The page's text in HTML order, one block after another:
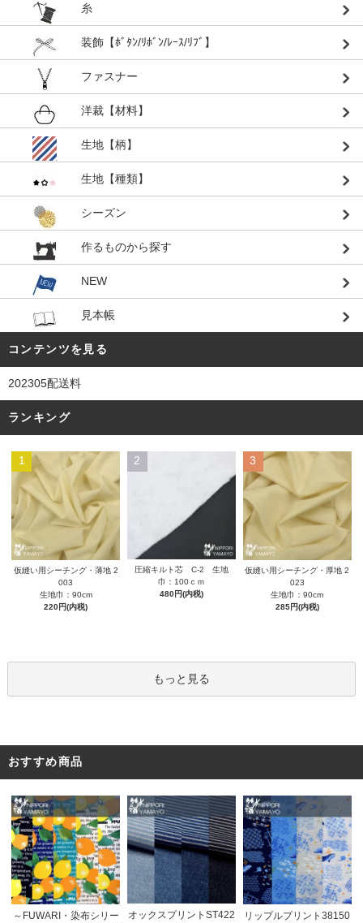
糸
装飾【ﾎﾞﾀﾝ/ﾘﾎﾞﾝ/ﾚｰｽ/ﾘﾌﾞ】
ファスナー
洋裁【材料】
生地【柄】
生地【種類】
シーズン
作るものから探す
NEW
見本帳
コンテンツを見る
202305配送料
ランキング
1
仮縫い用シーチング・薄地 2
003
生地巾：90cm
220円(内税)
2
圧縮キルト芯 C-2 生地
巾：100ｃｍ
480円(内税)
3
仮縫い用シーチング・厚地 2
023
生地巾：90cm
285円(内税)
もっと見る
おすすめ商品
～FUWARI・染布シリー
オックスプリントST422
リップルプリント38150